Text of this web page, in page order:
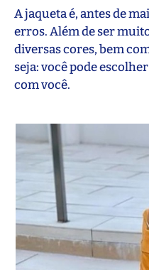
A jaqueta é, antes de
erros. Além de ser
diversas cores, bem
seja: você pode
com você.